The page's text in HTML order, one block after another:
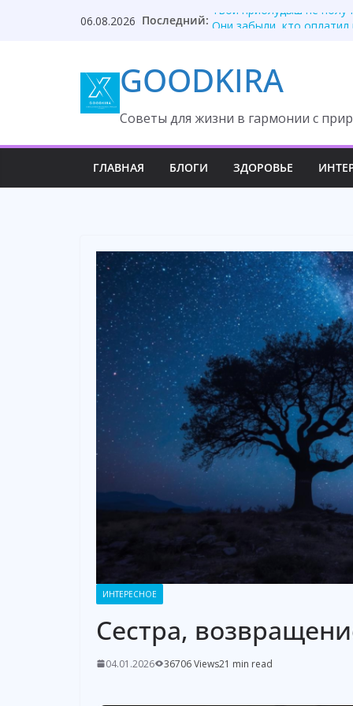
06.08.2026 Последний: Твой приблудыш не
Она ждала измену, но
После унижения
GOODKIRA
Cоветы для жизни в гармонии с
ГЛАВНАЯ БЛОГИ ЗДОРОВЬЕ
ИНТЕРЕСНОЕ
Сестра,
04.01.2026 36706 Views21 min read